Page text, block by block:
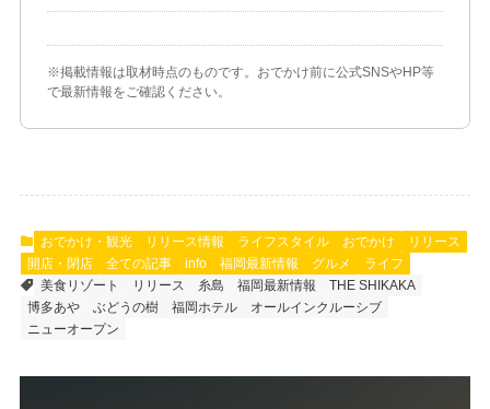
※掲載情報は取材時点のものです。おでかけ前に公式SNSやHP等
で最新情報をご確認ください。
おでかけ・観光 リリース情報 ライフスタイル おでかけ
リリース
開店・閉店
全ての記事 info 福岡最新情報 グルメ
ライフ
美食リゾート
リリース 糸島 福岡最新情報
THE SHIKAKA
博多あや
ぶどうの樹 福岡ホテル
オールインクルーシブ
ニューオープン